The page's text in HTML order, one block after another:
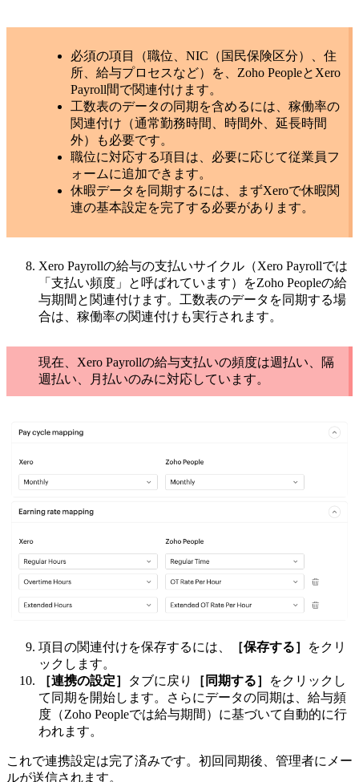
必須の項目（職位、NIC（国民保険区分）、住
所、給与プロセスなど）を、Zoho PeopleとXero
Payroll間で関連付けます。
工数表のデータの同期を含めるには、稼働率の
関連付け（通常勤務時間、時間外、延長時間
外）も必要です。
職位に対応する項目は、必要に応じて従業員フ
ォームに追加できます。
休暇データを同期するには、まずXeroで休暇関
連の基本設定を完了する必要があります。
Xero Payrollの給与の支払いサイクル（Xero Payrollでは
「支払い頻度」と呼ばれています）をZoho Peopleの給
与期間と関連付けます。工数表のデータを同期する場
合は、稼働率の関連付けも実行されます。
現在、Xero Payrollの給与支払いの頻度は週払い、隔
週払い、月払いのみに対応しています。
項目の関連付けを保存するには、 ［保存する］
をクリ
ックします。
［連携の設定］
タブに戻り ［同期する］
をクリックし
て同期を開始します。さらにデータの同期は、給与頻
度（Zoho Peopleでは給与期間）に基づいて自動的に行
われます。
これで連携設定は完了済みです。初回同期後、管理者にメー
ルが送信されます。